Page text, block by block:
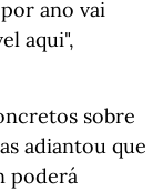
ano vai
aqui",
sobre
adiantou que
poderá